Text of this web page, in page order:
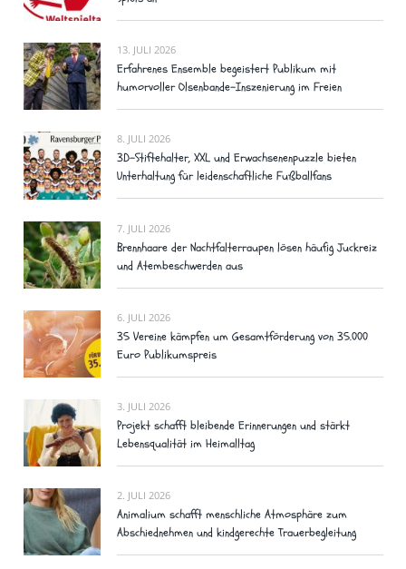
13. JULI 2026
Erfahrenes Ensemble begeistert Publikum mit
humorvoller Olsenbande-Inszenierung im Freien
8. JULI 2026
3D-Stiftehalter, XXL und Erwachsenenpuzzle bieten
Unterhaltung für leidenschaftliche Fußballfans
7. JULI 2026
Brennhaare der Nachtfalterraupen lösen häufig Juckreiz
und Atembeschwerden aus
6. JULI 2026
35 Vereine kämpfen um Gesamtförderung von 35.000
Euro Publikumspreis
3. JULI 2026
Projekt schafft bleibende Erinnerungen und stärkt
Lebensqualität im Heimalltag
2. JULI 2026
Animalium schafft menschliche Atmosphäre zum
Abschiednehmen und kindgerechte Trauerbegleitung